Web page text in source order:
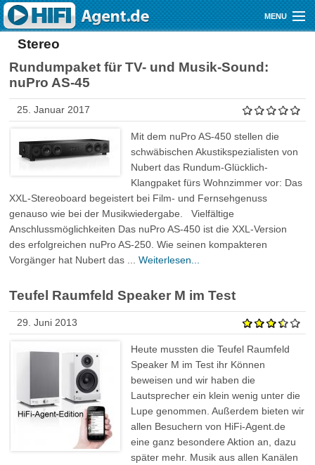
Direkt zum Inhalt
MENU
Gutscheine
Audio
Video
Shop
Stereo
Rundumpaket für TV- und Musik-Sound:
nuPro AS-45
25. Januar 2017
Mit dem nuPro AS-450 stellen die
schwäbischen Akustikspezialisten von
Nubert das Rundum-Glücklich-
Klangpaket fürs Wohnzimmer vor: Das
XXL-Stereoboard begeistert bei Film- und Fernsehgenuss
genauso wie bei der Musikwiedergabe. Vielfältige
Anschlussmöglichkeiten Das nuPro AS-450 ist die XXL-Version
des erfolgreichen nuPro AS-250. Wie seinen kompakteren
Vorgänger hat Nubert das ...Weiterlesen...
Teufel Raumfeld Speaker M im Test
29. Juni 2013
Heute mussten die Teufel Raumfeld
Speaker M im Test ihr Können
beweisen und wir haben die
Lautsprecher ein klein wenig unter die
Lupe genommen. Außerdem bieten wir
allen Besuchern von HiFi-Agent.de
eine ganz besondere Aktion an, dazu
später mehr. Musik aus allen Kanälen